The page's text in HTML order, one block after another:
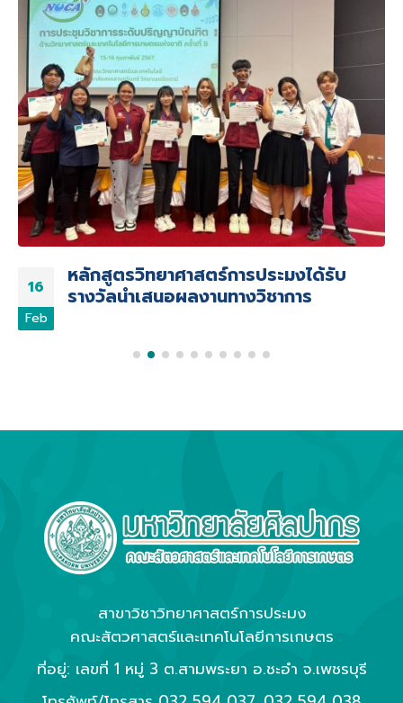
16
Feb
หลักสูตรวิทยาศาสตร์การประมงได้รับ
รางวัลนำเสนอผลงานทางวิชาการ
สาขาวิชาวิทยาศาสตร์การประมง
คณะสัตวศาสตร์และเทคโนโลยีการเกษตร
ที่อยู่: เลขที่ 1 หมู่ 3 ต.สามพระยา อ.ชะอำ จ.เพชรบุรี